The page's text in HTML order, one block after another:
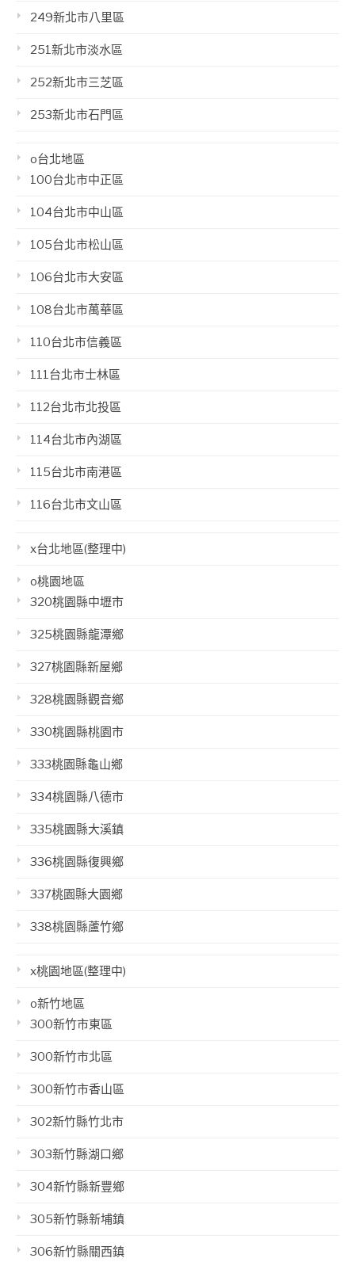
249新北市八里區
251新北市淡水區
252新北市三芝區
253新北市石門區
o台北地區
100台北市中正區
104台北市中山區
105台北市松山區
106台北市大安區
108台北市萬華區
110台北市信義區
111台北市士林區
112台北市北投區
114台北市內湖區
115台北市南港區
116台北市文山區
x台北地區(整理中)
o桃園地區
320桃園縣中壢市
325桃園縣龍潭鄉
327桃園縣新屋鄉
328桃園縣觀音鄉
330桃園縣桃園市
333桃園縣龜山鄉
334桃園縣八德市
335桃園縣大溪鎮
336桃園縣復興鄉
337桃園縣大園鄉
338桃園縣蘆竹鄉
x桃園地區(整理中)
o新竹地區
300新竹市東區
300新竹市北區
300新竹市香山區
302新竹縣竹北市
303新竹縣湖口鄉
304新竹縣新豐鄉
305新竹縣新埔鎮
306新竹縣關西鎮